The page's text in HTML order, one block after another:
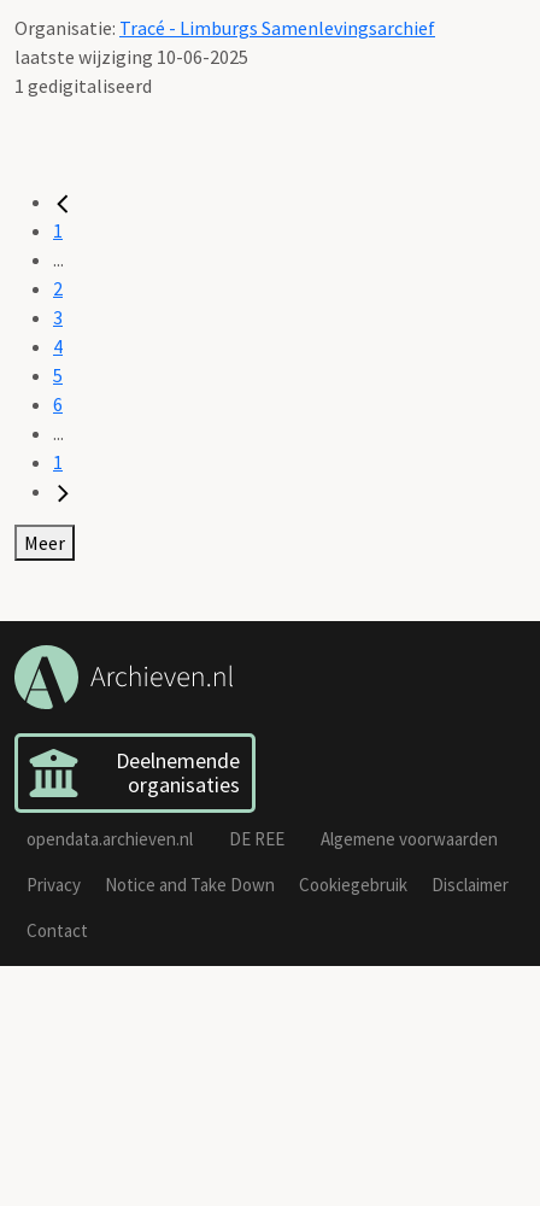
Organisatie: Tracé - Limburgs Samenlevingsarchief
laatste wijziging 10-06-2025
1 gedigitaliseerd
1
...
2
3
4
5
6
...
1
Meer
Deelnemende
organisaties
opendata.archieven.nl DE REE
Algemene voorwaarden
Privacy
Notice and Take Down Cookiegebruik
Disclaimer
Contact